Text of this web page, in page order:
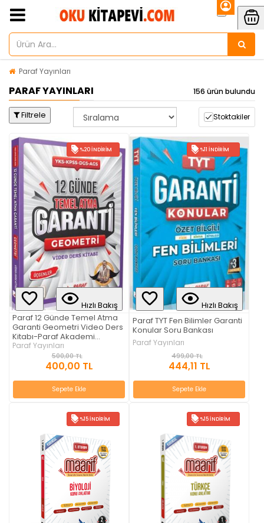
Paraf Yayınları
PARAF YAYINLARI 156 ürün bulundu
Filtrele Stoktakiler
%20 İNDIRIM
Hızlı Bakış
Paraf 12 Günde Temel Atma
Garanti Geometri Video Ders
Kitabı-Paraf Akademi
Yayınları YKS-KPSS-AGS-DGS
Paraf Yayınları
500,00 TL
400,00 TL
Sepete Ekle
%11 İNDIRIM
Hızlı Bakış
Paraf TYT Fen Bilimler Garanti
Konular Soru Bankası
Paraf Yayınları
499,00 TL
444,11 TL
Sepete Ekle
%15 İNDIRIM %15 İNDIRIM